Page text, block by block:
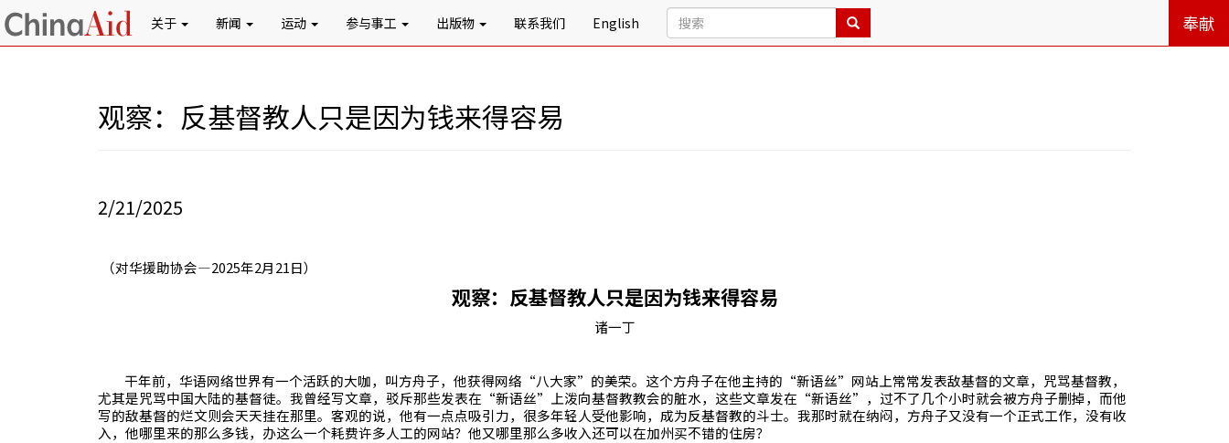
关于 新闻 运动 参与事工 出版物 联系我们 English 奉献
观察：反基督教人只是因为钱来得容易
2/21/2025
（对华援助协会—2025年2月21日）
观察：反基督教人只是因为钱来得容易
诸一丁
干年前，华语网络世界有一个活跃的大咖，叫方舟子，他获得网络“八大家”的美荣。这个方舟子在他主持的“新语丝”网站上常常发表敌基督的文章，咒骂基督教，
尤其是咒骂中国大陆的基督徒。我曾经写文章，驳斥那些发表在“新语丝”上泼向基督教教会的脏水，这些文章发在“新语丝”，过不了几个小时就会被方舟子删掉，而他
写的敌基督的烂文则会天天挂在那里。客观的说，他有一点点吸引力，很多年轻人受他影响，成为反基督教的斗士。我那时就在纳闷，方舟子又没有一个正式工作，没有收
入，他哪里来的那么多钱，办这么一个耗费许多人工的网站？他又哪里那么多收入还可以在加州买不错的住房？